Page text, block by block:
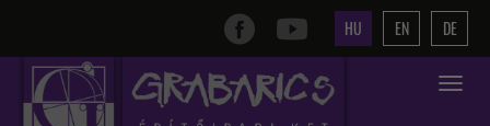
HU EN DE
Toggle